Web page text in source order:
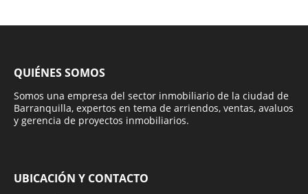
QUIÉNES SOMOS
Somos una empresa del sector inmobiliario de la ciudad de
Barranquilla, expertos en tema de arriendos, ventas, avaluos
y gerencia de proyectos inmobiliarios.
UBICACIÓN Y CONTACTO